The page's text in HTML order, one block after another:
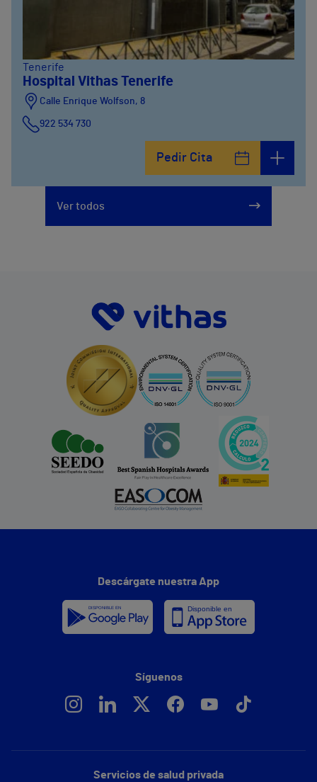
Tenerife
Hospital Vithas Tenerife
Calle Enrique Wolfson, 8
922 534 730
Pedir Cita
Ver todos
Servicios de salud privada
Descárgate nuestra App
Síguenos